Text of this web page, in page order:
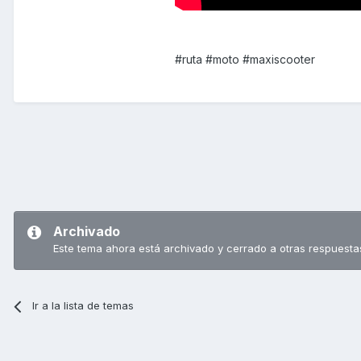
#ruta #moto #maxiscooter
Archivado
Este tema ahora está archivado y cerrado a otras
Ir a la lista de temas